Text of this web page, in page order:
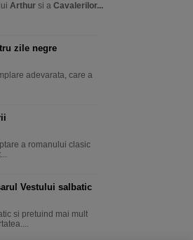
Arthur si a Cavalerilor...
zile negre
adevarata, care a
a romanului clasic
Vestului salbatic
si pretuind mai mult